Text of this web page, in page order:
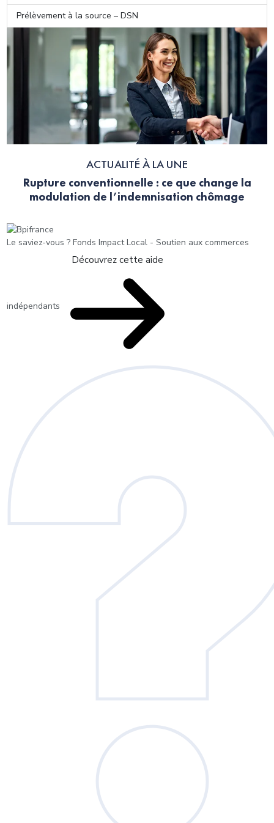
Prélèvement à la source – DSN
ACTUALITÉ À LA UNE
Rupture conventionnelle : ce que change la
modulation de l’indemnisation chômage
Le saviez-vous ?Fonds Impact Local - Soutien aux commerces
indépendants
Découvrez cette aide